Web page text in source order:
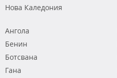
Нова Каледония
Ангола
Бенин
Ботсвана
Гана